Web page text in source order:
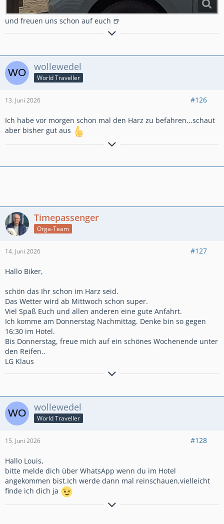
und freuen uns schon auf euch 🍺
GlG.Wolfgang aus dem schönen Bergischen Land
wollewedel
World Traveller
13. Juni 2026 #126
Ich habe vor morgen schon mal den Harz zu befahren...schaut
aber bisher gut aus
GlG.Wolfgang aus dem schönen Bergischen Land
Timepassenger
Orga-Team
14. Juni 2026 #127
Hallo Biker,
schön das Ihr schon im Harz seid.
Das Wetter wird ab Mittwoch schon super.
Viel Spaß Euch und allen anderen eine gute Anfahrt.
Ich komme am Donnerstag Nachmittag. Denke bin so gegen
16:30 im Hotel.
Bis Donnerstag, freue mich auf ein schönes Wochenende unter
den Reifen..
LG Klaus
Timepassenger...
wollewedel
World Traveller
15. Juni 2026 #128
Hallo Louis,
bitte melde dich über WhatsApp wenn du im Hotel
angekommen bist.Ich werde dann mal reinschauen,vielleicht
finde ich dich ja
GlG.Wolfgang aus dem schönen Bergischen Land